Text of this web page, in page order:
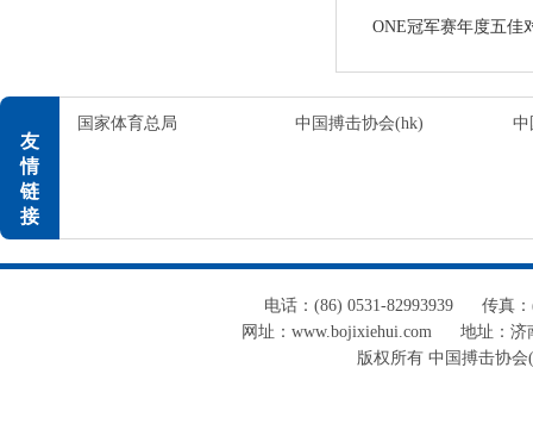
ONE冠军赛年度五佳
友
情
链
接
国家体育总局 中国搏击协会(hk) 中
电话：(86) 0531-82993939
传真
网址：www.bojixiehui.com
地址：济
版权所有 中国搏击协会